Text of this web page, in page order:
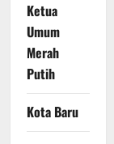
Ketua
Umum
Merah
Putih
Kota Baru